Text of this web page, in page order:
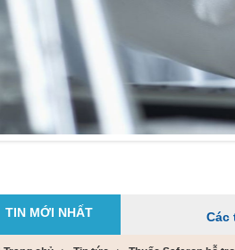
Các trường
TIN MỚI NHẤT